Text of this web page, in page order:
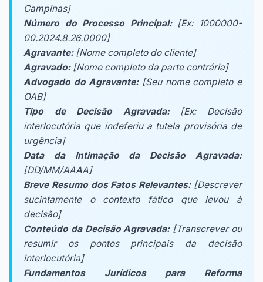
Campinas]
Número do Processo Principal:[Ex: 1000000-
00.2024.8.26.0000]
Agravante:[Nome completo do cliente]
Agravado:[Nome completo da parte contrária]
Advogado do Agravante:[Seu nome completo e
OAB]
Tipo de Decisão Agravada:[Ex: Decisão
interlocutória que indeferiu a tutela provisória de
urgência]
Data da Intimação da Decisão Agravada:
[DD/MM/AAAA]
Breve Resumo dos Fatos Relevantes:[Descrever
sucintamente o contexto fático que levou à
decisão]
Conteúdo da Decisão Agravada:[Transcrever ou
resumir os pontos principais da decisão
interlocutória]
Fundamentos Jurídicos para Reforma